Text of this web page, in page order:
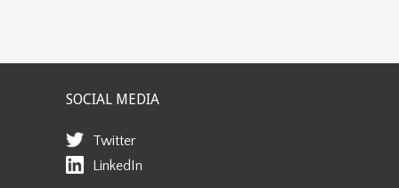
SOCIAL MEDIA
Twitter
LinkedIn